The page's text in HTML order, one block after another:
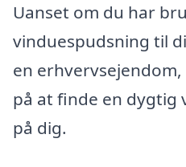
Uanset om du har
vinduespudsning til
en
på at finde en
på dig.